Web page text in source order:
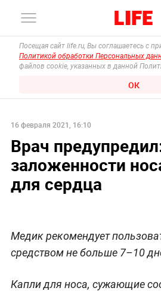
Посещая сайт life.ru, Вы соглашаетесь с
Политикой обработки Персональных
файлов cookie, указанных в данной
ОК
16 февраля 2021, 16:10
Врач
заложенности
для сердца
Медик рекомендует
средством не больше 7–10
Капли для носа, сужающие